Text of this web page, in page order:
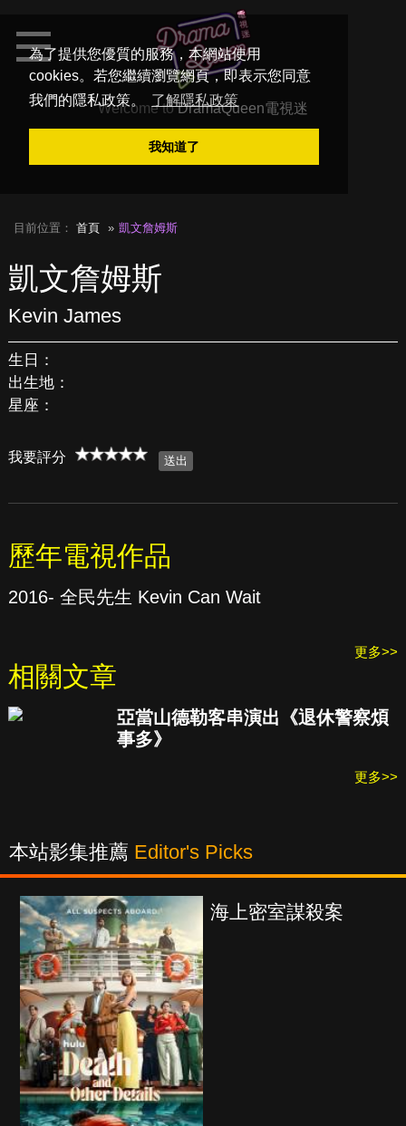
為了提供您優質的服務，本網站使用
cookies。若您繼續瀏覽網頁，即表示您同意
我們的隱私政策。
了解隱私政策
我知道了
Welcome toDramaQueen電視迷
目前位置： 首頁 凱文詹姆斯
凱文詹姆斯
Kevin James
生日：
出生地：
星座：
我要評分
歷年電視作品
2016- 全民先生 Kevin Can Wait
更多>>
相關文章
亞當山德勒客串演出《退休警察煩
事多》
更多>>
本站影集推薦 Editor's Picks
案 少年謝爾頓